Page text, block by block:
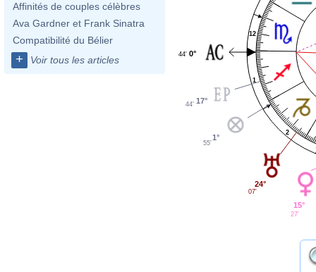
Affinités de couples célèbres
Ava Gardner et Frank Sinatra
Compatibilité du Bélier
+ Voir tous les articles
1
2
12
0°
44'
17°
44'
1°
55'
24°
07'
15°
27'